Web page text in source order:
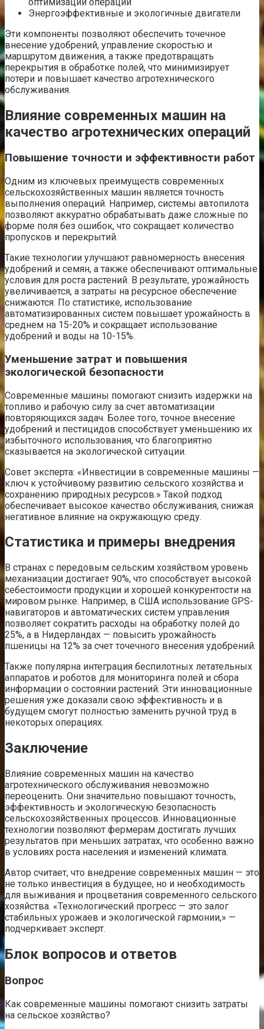
Энергоэффективные и экологичные двигатели
Эти компоненты позволяют обеспечить точечное
внесение удобрений, управление скоростью и
маршрутом движения, а также предотвращать
перекрытия в обработке полей, что минимизирует
потери и повышает качество агротехнического
обслуживания.
Влияние современных машин на
качество агротехнических операций
Повышение точности и эффективности работ
Одним из ключевых преимуществ современных
сельскохозяйственных машин является точность
выполнения операций. Например, системы автопилота
позволяют аккуратно обрабатывать даже сложные по
форме поля без ошибок, что сокращает количество
пропусков и перекрытий.
Такие технологии улучшают равномерность внесения
удобрений и семян, а также обеспечивают оптимальные
условия для роста растений. В результате, урожайность
увеличивается, а затраты на ресурсное обеспечение
снижаются. По статистике, использование
автоматизированных систем повышает урожайность в
среднем на 15-20% и сокращает использование
удобрений и воды на 10-15%.
Уменьшение затрат и повышения
экологической безопасности
Современные машины помогают снизить издержки на
топливо и рабочую силу за счет автоматизации
повторяющихся задач. Более того, точное внесение
удобрений и пестицидов способствует уменьшению их
избыточного использования, что благоприятно
сказывается на экологической ситуации.
Совет эксперта: «Инвестиции в современные машины —
ключ к устойчивому развитию сельского хозяйства и
сохранению природных ресурсов.» Такой подход
обеспечивает высокое качество обслуживания, снижая
негативное влияние на окружающую среду.
Статистика и примеры внедрения
В странах с передовым сельским хозяйством уровень
механизации достигает 90%, что способствует высокой
себестоимости продукции и хорошей конкурентости на
мировом рынке. Например, в США использование GPS-
навигаторов и автоматических систем управления
позволяет сократить расходы на обработку полей до
25%, а в Нидерландах — повысить урожайность
пшеницы на 12% за счет точечного внесения удобрений.
Также популярна интеграция беспилотных летательных
аппаратов и роботов для мониторинга полей и сбора
информации о состоянии растений. Эти инновационные
решения уже доказали свою эффективность и в
будущем смогут полностью заменить ручной труд в
некоторых операциях.
Заключение
Влияние современных машин на качество
агротехнического обслуживания невозможно
переоценить. Они значительно повышают точность,
эффективность и экологическую безопасность
сельскохозяйственных процессов. Инновационные
технологии позволяют фермерам достигать лучших
результатов при меньших затратах, что особенно важно
в условиях роста населения и изменений климата.
Автор считает, что внедрение современных машин — это
не только инвестиция в будущее, но и необходимость
для выживания и процветания современного сельского
хозяйства. «Технологический прогресс — это залог
стабильных урожаев и экологической гармонии,» —
подчеркивает эксперт.
Блок вопросов и ответов
Вопрос
Как современные машины помогают снизить затраты
на сельское хозяйство?